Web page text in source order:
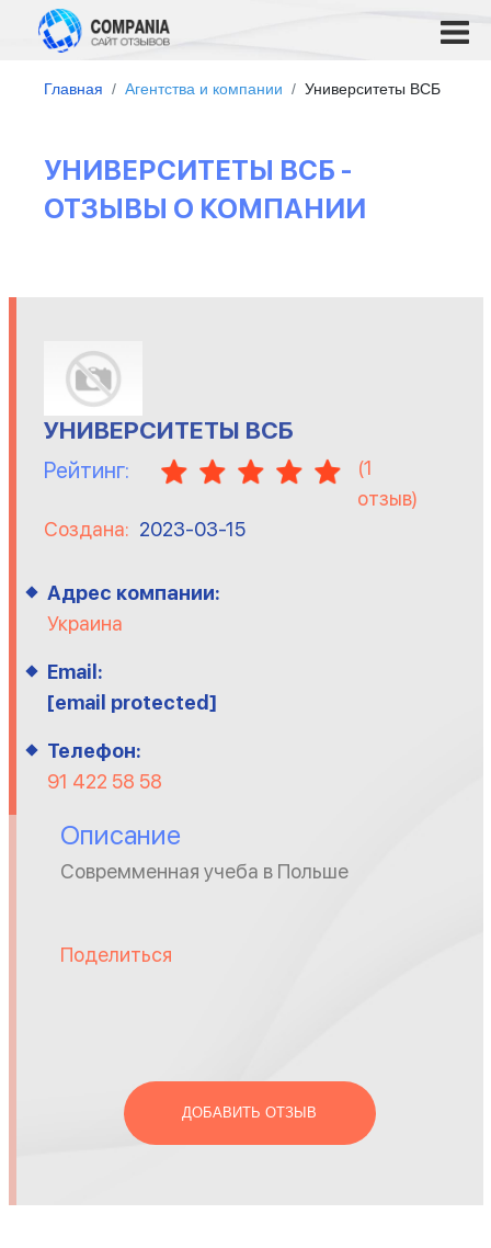
Главная Агентства и компании Университеты ВСБ
УНИВЕРСИТЕТЫ ВСБ -
ОТЗЫВЫ О КОМПАНИИ
УНИВЕРСИТЕТЫ ВСБ
Рейтинг: (1
отзыв)
Создана: 2023-03-15
Адрес компании:
Украина
Email:
[email protected]
Телефон:
91 422 58 58
Описание
Совремменная учеба в Польше
Поделиться
ДОБАВИТЬ ОТЗЫВ